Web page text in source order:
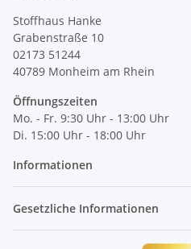
Stoffhaus Hanke
Grabenstraße 10
02173 51244
40789 Monheim am Rhein
Öffnungszeiten
Mo. - Fr. 9:30 Uhr - 13:00 Uhr
Di. 15:00 Uhr - 18:00 Uhr
Informationen
Gesetzliche Informationen